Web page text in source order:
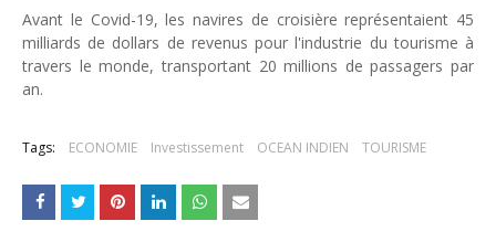
Le cours de l'or au plus haut depuis juin 2026
Tsirisoa Edition
Voaara Madagascar intègre Design Hotels. P. Kjellgren, son
Avant le Covid-19, les navires de croisière représentaient 45
milliards de dollars de revenus pour l'industrie du tourisme à
travers le monde, transportant 20 millions de passagers par
an.
Tags: ECONOMIE Investissement OCEAN INDIEN TOURISME